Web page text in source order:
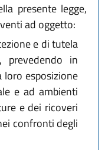
presente legge,
ad oggetto:
e di tutela
, prevedendo in
loro esposizione
e ad ambienti
e dei ricoveri
confronti degli